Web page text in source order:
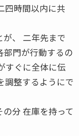
四時間以内に共
、 二年先まで
部門が行動するの
すぐに全体に伝
調整するようにで
分 在庫を持って